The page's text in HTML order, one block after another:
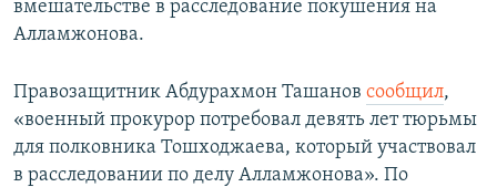
вмешательстве в расследование покушения на
Алламжонова.
Правозащитник Абдурахмон Ташанов сообщил,
«военный прокурор потребовал девять лет тюрьмы
для полковника Тошходжаева, который участвовал
в расследовании по делу Алламжонова». По